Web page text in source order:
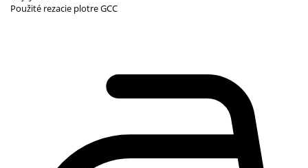
Použité rezacie plotre GCC